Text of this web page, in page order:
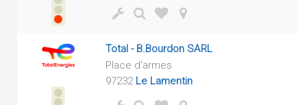
Total - B.Bourdon SARL
Place d'armes
97232 Le Lamentin